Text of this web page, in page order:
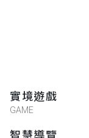
實境遊戲
GAME
智慧導覽